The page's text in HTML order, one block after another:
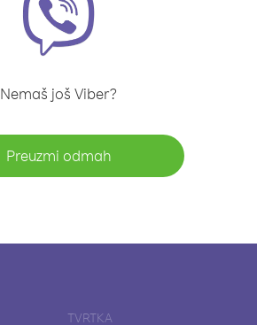
Nemaš još Viber?
Preuzmi odmah
TVRTKA